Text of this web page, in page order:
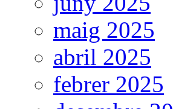
maig 2025
abril 2025
febrer 2025